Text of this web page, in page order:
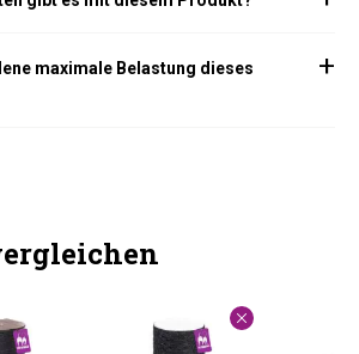
maximale Belastung dieses